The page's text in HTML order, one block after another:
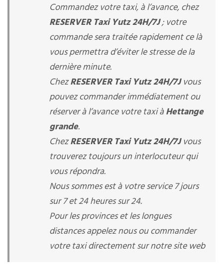
Commandez votre taxi, à l’avance, chez
RESERVER Taxi Yutz 24H/7J; votre
commande sera traitée rapidement ce là
vous permettra d’éviter le stresse de la
dernière minute.
ChezRESERVER Taxi Yutz 24H/7Jvous
pouvez commander immédiatement ou
réserver à l’avance votre taxi àHettange
grande.
ChezRESERVER Taxi Yutz 24H/7Jvous
trouverez toujours un interlocuteur qui
vous répondra.
Nous sommes est à votre service 7 jours
sur 7 et 24 heures sur 24.
Pour les provinces et les longues
distances appelez nous ou commander
votre taxi directement sur notre site web